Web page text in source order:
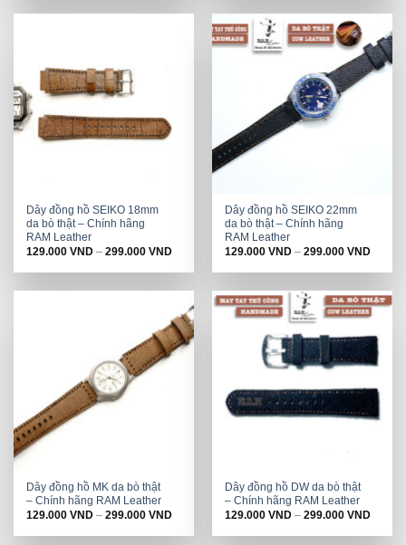
Dây đồng hồ SEIKO 18mm
da bò thật – Chính hãng
RAM Leather
129.000VND –299.000VND
Dây đồng hồ SEIKO 22mm
da bò thật – Chính hãng
RAM Leather
129.000VND –299.000VND
Dây đồng hồ MK da bò thật
– Chính hãng RAM Leather
129.000VND –299.000VND
Dây đồng hồ DW da bò thật
– Chính hãng RAM Leather
129.000VND –299.000VND